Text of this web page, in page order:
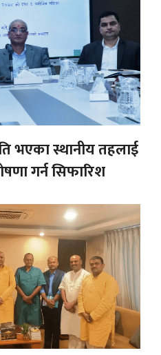
भएका स्थानीय तहलाई
गर्न सिफारिश